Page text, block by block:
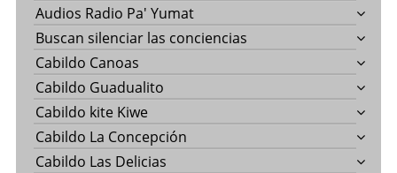
Audios Radio Pa' Yumat
Buscan silenciar las conciencias
Cabildo Canoas
Cabildo Guadualito
Cabildo kite Kiwe
Cabildo La Concepción
Cabildo Las Delicias